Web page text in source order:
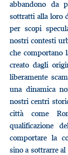
abbandono da
sottratti alla loro
per scopi
nostri contesti
che comportano
creato dagli
liberamente
una dinamica
nostri centri
città come
qualificazione
comportare la
sino a sottrarre